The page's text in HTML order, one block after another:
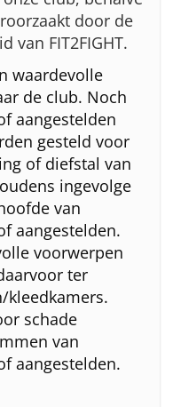
door de
van FIT2FIGHT.
waardevolle
de club. Noch
aangestelden
gesteld voor
of diefstal van
ingevolge
van
aangestelden.
voorwerpen
ter
kleedkamers.
schade
van
aangestelden.